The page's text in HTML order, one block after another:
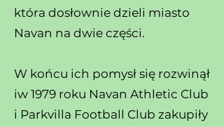
która dosłownie dzieli miasto
Navan na dwie części.
W końcu ich pomysł się rozwinął
iw 1979 roku Navan Athletic Club
i Parkvilla Football Club zakupiły